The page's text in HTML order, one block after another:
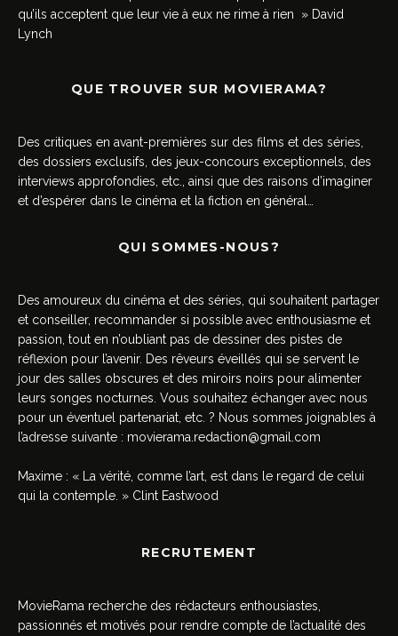
qu’ils acceptent que leur vie à eux ne rime à rien » David
Lynch
QUE TROUVER SUR MOVIERAMA?
Des critiques en avant-premières sur des films et des séries,
des dossiers exclusifs, des jeux-concours exceptionnels, des
interviews approfondies, etc., ainsi que des raisons d’imaginer
et d’espérer dans le cinéma et la fiction en général…
QUI SOMMES-NOUS?
Des amoureux du cinéma et des séries, qui souhaitent partager
et conseiller, recommander si possible avec enthousiasme et
passion, tout en n’oubliant pas de dessiner des pistes de
réflexion pour l’avenir. Des rêveurs éveillés qui se servent le
jour des salles obscures et des miroirs noirs pour alimenter
leurs songes nocturnes. Vous souhaitez échanger avec nous
pour un éventuel partenariat, etc. ? Nous sommes joignables à
l’adresse suivante : movierama.redaction@gmail.com
Maxime : « La vérité, comme l’art, est dans le regard de celui
qui la contemple. » Clint Eastwood
RECRUTEMENT
MovieRama recherche des rédacteurs enthousiastes,
passionnés et motivés pour rendre compte de l’actualité des